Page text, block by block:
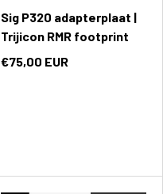
Sig P320 adapterplaat |
Trijicon RMR footprint
€75,00 EUR